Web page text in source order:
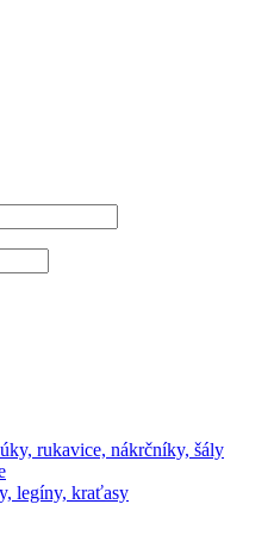
rukavice, nákrčníky, šály
legíny, kraťasy